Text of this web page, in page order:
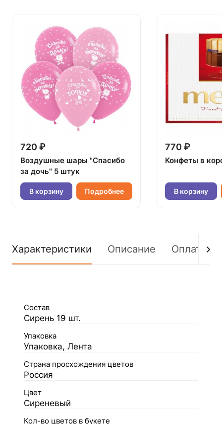
720 ₽
Воздушные шары "Спасибо
за дочь" 5 штук
В корзину Подробнее
770 ₽
Конфеты в
В корзину
Характеристики Описание Оплата
Состав
Сирень 19 шт.
Упаковка
Упаковка, Лента
Страна просхождения цветов
Россия
Цвет
Сиреневый
Кол-во цветов в букете